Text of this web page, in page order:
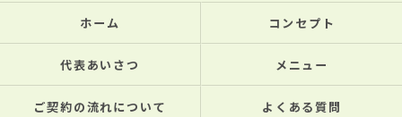
ホーム コンセプト
代表あいさつ メニュー
ご契約の流れについて よくある質問